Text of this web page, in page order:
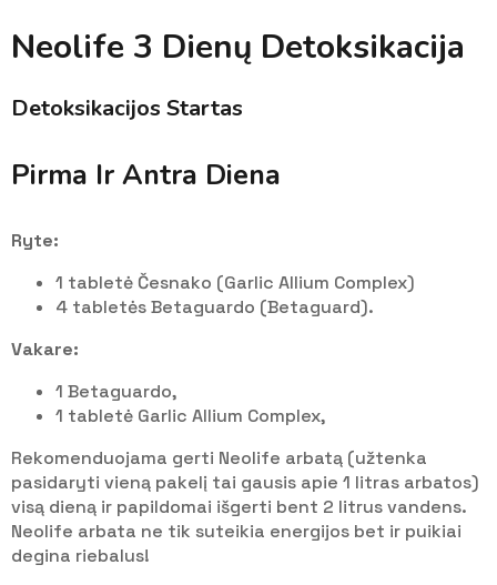
Neolife 3 Dienų Detoksikacija
Detoksikacijos Startas
Pirma Ir Antra Diena
Ryte:
1 tabletė Česnako (Garlic Allium Complex)
4 tabletės Betaguardo (Betaguard).
Vakare:
1 Betaguardo,
1 tabletė Garlic Allium Complex,
Rekomenduojama gerti Neolife arbatą (užtenka
pasidaryti vieną pakelį tai gausis apie 1 litras arbatos)
visą dieną ir papildomai išgerti bent 2 litrus vandens.
Neolife arbata ne tik suteikia energijos bet ir puikiai
degina riebalus!